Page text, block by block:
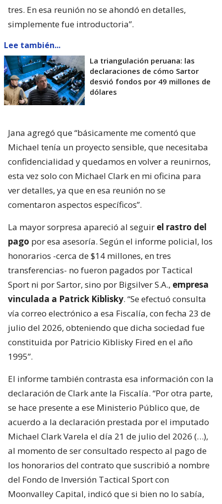
tres. En esa reunión no se ahondó en detalles,
simplemente fue introductoria”.
Lee también...
La triangulación peruana: las
declaraciones de cómo Sartor
desvió fondos por 49 millones de
dólares
Jana agregó que “básicamente me comentó que
Michael tenía un proyecto sensible, que necesitaba
confidencialidad y quedamos en volver a reunirnos,
esta vez solo con Michael Clark en mi oficina para
ver detalles, ya que en esa reunión no se
comentaron aspectos específicos”.
La mayor sorpresa apareció al seguir el rastro del
pago por esa asesoría. Según el informe policial, los
honorarios -cerca de $14 millones, en tres
transferencias- no fueron pagados por Tactical
Sport ni por Sartor, sino por Bigsilver S.A., empresa
vinculada a Patrick Kiblisky. “Se efectuó consulta
vía correo electrónico a esa Fiscalía, con fecha 23 de
julio del 2026, obteniendo que dicha sociedad fue
constituida por Patricio Kiblisky Fired en el año
1995”.
El informe también contrasta esa información con la
declaración de Clark ante la Fiscalía. “Por otra parte,
se hace presente a ese Ministerio Público que, de
acuerdo a la declaración prestada por el imputado
Michael Clark Varela el día 21 de julio del 2026 (…),
al momento de ser consultado respecto al pago de
los honorarios del contrato que suscribió a nombre
del Fondo de Inversión Tactical Sport con
Moonvalley Capital, indicó que si bien no lo sabía,